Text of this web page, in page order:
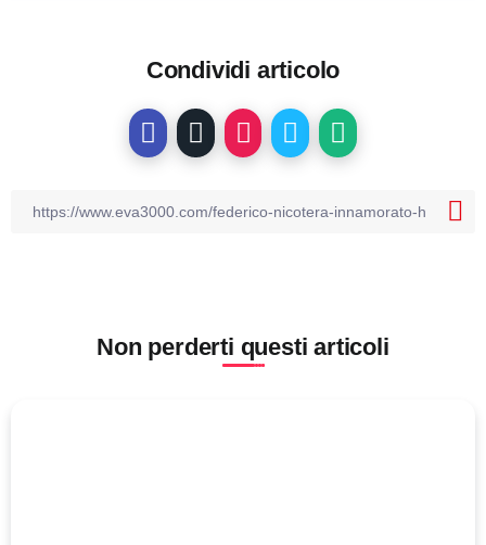
Condividi articolo
Non perderti questi articoli